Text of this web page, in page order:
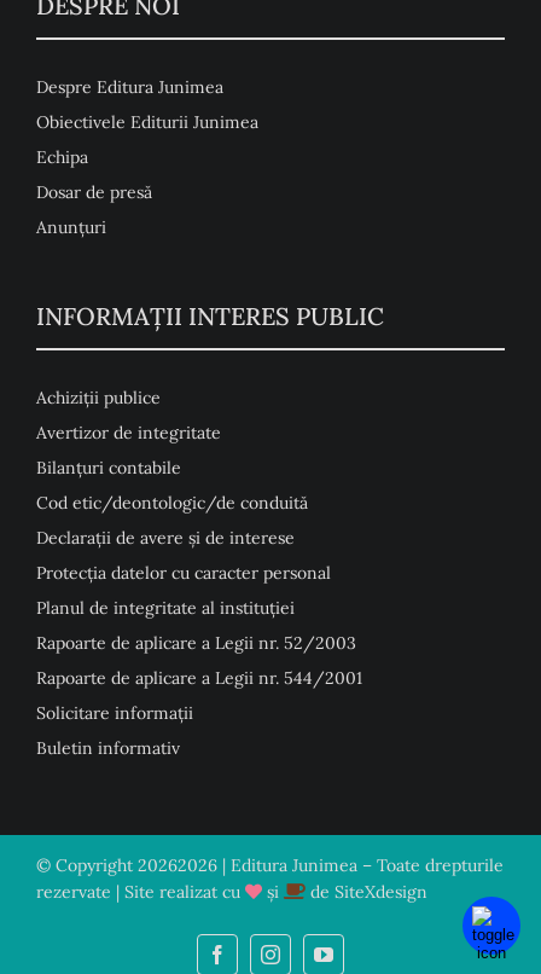
Despre Editura Junimea
Obiectivele Editurii Junimea
Echipa
Dosar de presă
Anunţuri
INFORMAȚII INTERES PUBLIC
Achiziții publice
Avertizor de integritate
Bilanțuri contabile
Cod etic/deontologic/de conduită
Declarații de avere și de interese
Protecția datelor cu caracter personal
Planul de integritate al instituției
Rapoarte de aplicare a Legii nr. 52/2003
Rapoarte de aplicare a Legii nr. 544/2001
Solicitare informații
Buletin informativ
© Copyright 20262026 | Editura Junimea – Toate drepturile
rezervate | Site realizat cu
și de SiteXdesign